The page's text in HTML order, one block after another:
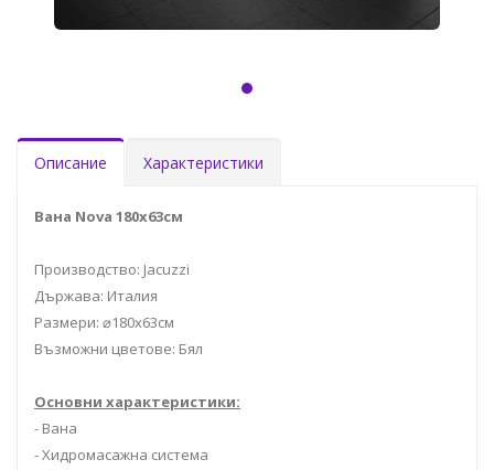
Описание Характеристики
Вана Nova 180x63см
Производство: Jacuzzi
Държава: Италия
Размери: ⌀180x63см
Възможни цветове: Бял
Основни характеристики:
- Вана
- Хидромасажна система